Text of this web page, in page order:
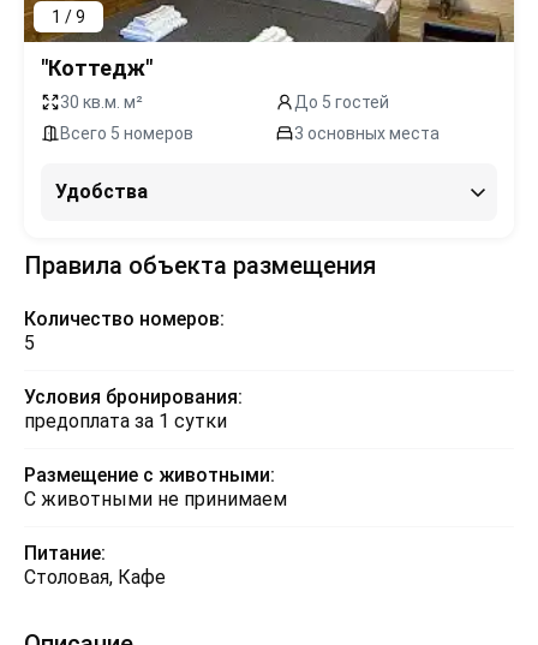
1 / 9
"Коттедж"
30 кв.м. м²
До 5 гостей
Всего 5 номеров
3 основных места
Удобства
Правила объекта размещения
Количество номеров:
5
Условия бронирования:
предоплата за 1 сутки
Размещение с животными:
С животными не принимаем
Питание:
Столовая, Кафе